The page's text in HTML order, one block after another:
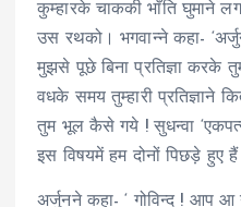
कुम्हारके चाककी भाँति घुमाने
उस रथको। भगवान्ने कहा-
मुझसे पूछे बिना प्रतिज्ञा करके
वधके समय तुम्हारी प्रतिज्ञाने
तुम भूल कैसे गये ! सुधन्वा
इस विषयमें हम दोनों पिछड़े हुए
अर्जुनने कहा- ‘ गोविन्द ! आप आ